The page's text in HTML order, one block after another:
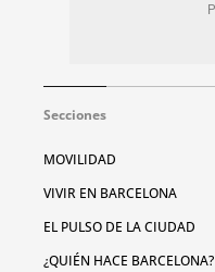
Secciones
MOVILIDAD
VIVIR EN BARCELONA
EL PULSO DE LA CIUDAD
¿QUIÉN HACE BARCELONA?